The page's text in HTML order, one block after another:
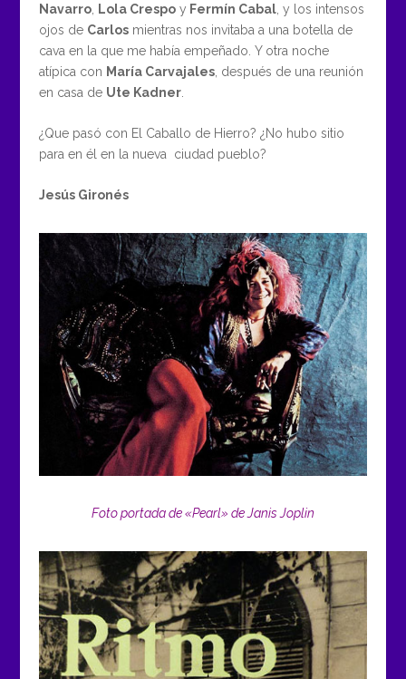
Navarro, Lola Crespoy Fermín Cabal, y los intensos
ojos de Carlosmientras nos invitaba a una botella de
cava en la que me había empeñado. Y otra noche
atípica con María Carvajales, después de una reunión
en casa de Ute Kadner.
¿Que pasó con El Caballo de Hierro? ¿No hubo sitio
para en él en la nueva ciudad pueblo?
Jesús Gironés
Foto portada de «Pearl» de Janis Joplin